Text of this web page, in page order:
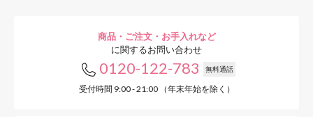
商品・ご注文・お手入れなど
に関するお問い合わせ
0120-122-783 無料通話
受付時間 9:00 - 21:00 （年末年始を除く）